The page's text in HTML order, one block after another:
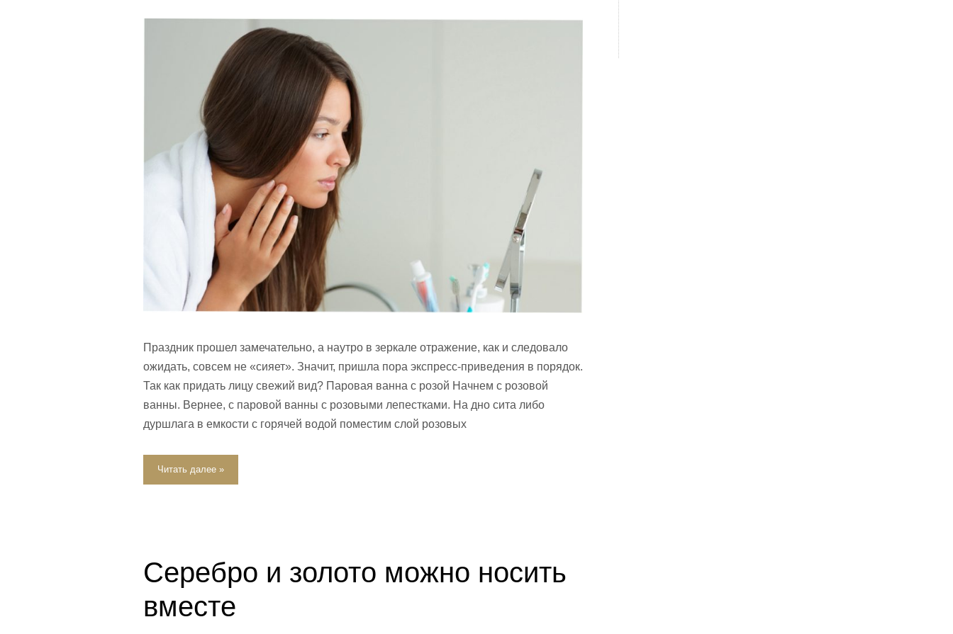
Праздник прошел замечательно, а наутро в зеркале отражение, как и следовало
ожидать, совсем не «сияет». Значит, пришла пора экспресс-приведения в порядок.
Так как придать лицу свежий вид? Паровая ванна с розой Начнем с розовой
ванны. Вернее, с паровой ванны с розовыми лепестками. На дно сита либо
дуршлага в емкости с горячей водой поместим слой розовых
Читать далее »
Серебро и золото можно носить
вместе